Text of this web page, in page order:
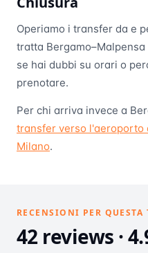
Operiamo i transfer da e
tratta
se hai dubbi su orari o
prenotare.
Per chi arriva invece a
transfer verso l'aeroporto
Milano.
RECENSIONI PER QUESTA
42 reviews ·